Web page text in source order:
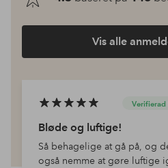
Vis alle
Verifierad
Bløde og luftige!
Så behagelige at gå på, og
også nemme at gøre luftige